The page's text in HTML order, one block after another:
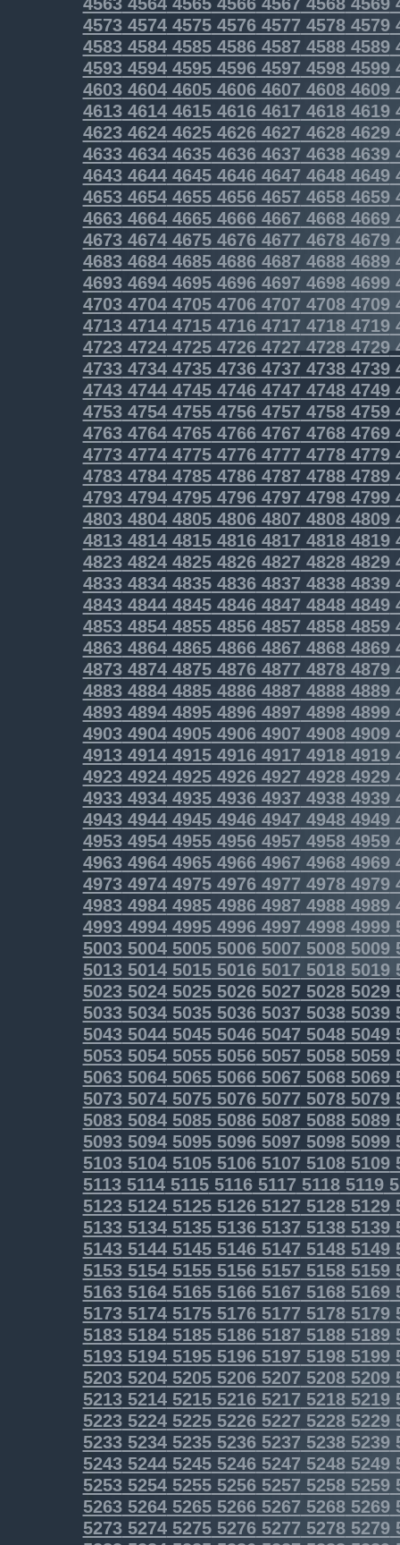
4573457445754576457745784579
4583458445854586458745884589
4593459445954596459745984599
46034604460546064607 46084609
46134614461546164617 46184619
46234624462546264627 46284629
4633463446354636463746384639
4643464446454646464746484649
4653465446554656465746584659
46634664466546664667 46684669
46734674467546764677 46784679
46834684468546864687 46884689
46934694469546964697 46984699
47034704470547064707 47084709
47134714471547164717 47184719
4723472447254726472747284729
4733473447354736473747384739
4743474447454746474747484749
4753475447554756475747584759
4763476447654766476747684769
4773477447754776477747784779
4783478447854786478747884789
4793479447954796479747984799
4803480448054806480748084809
4813481448154816481748184819
4823482448254826482748284829
4833483448354836483748384839
4843484448454846484748484849
4853485448554856485748584859
4863486448654866486748684869
4873487448754876487748784879
4883488448854886488748884889
4893489448954896489748984899
49034904490549064907 49084909
49134914491549164917 49184919
4923492449254926492749284929
49334934493549364937 49384939
49434944494549464947 49484949
49534954495549564957 49584959
49634964496549664967 49684969
49734974497549764977 49784979
49834984498549864987 49884989
49934994499549964997 49984999
50035004500550065007 50085009
50135014501550165017 50185019
5023502450255026502750285029
5033503450355036503750385039
5043504450455046504750485049
5053505450555056505750585059
5063506450655066506750685069
5073507450755076507750785079
5083508450855086508750885089
5093509450955096509750985099
5103510451055106510751085109
5113511451155116511751185119
5123512451255126512751285129
5133513451355136513751385139
5143514451455146514751485149
5153515451555156515751585159
5163516451655166516751685169
5173517451755176517751785179
5183518451855186518751885189
51935194519551965197 51985199
52035204520552065207 52085209
5213521452155216521752185219
52235224522552265227 52285229
52335234523552365237 52385239
52435244524552465247 52485249
52535254525552565257 52585259
52635264526552665267 52685269
52735274527552765277 52785279